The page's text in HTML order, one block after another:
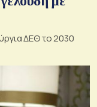
ΔΕΘ το 2030